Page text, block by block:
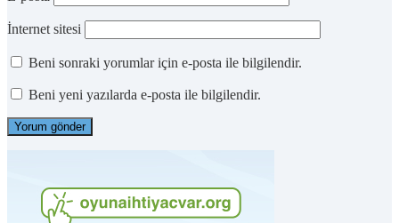
İnternet sitesi
Beni sonraki yorumlar için e-posta ile bilgilendir.
Beni yeni yazılarda e-posta ile bilgilendir.